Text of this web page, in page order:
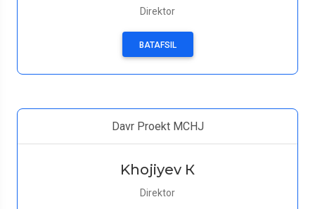
Direktor
BATAFSIL
Davr Proekt MCHJ
Khojiyev К
Direktor